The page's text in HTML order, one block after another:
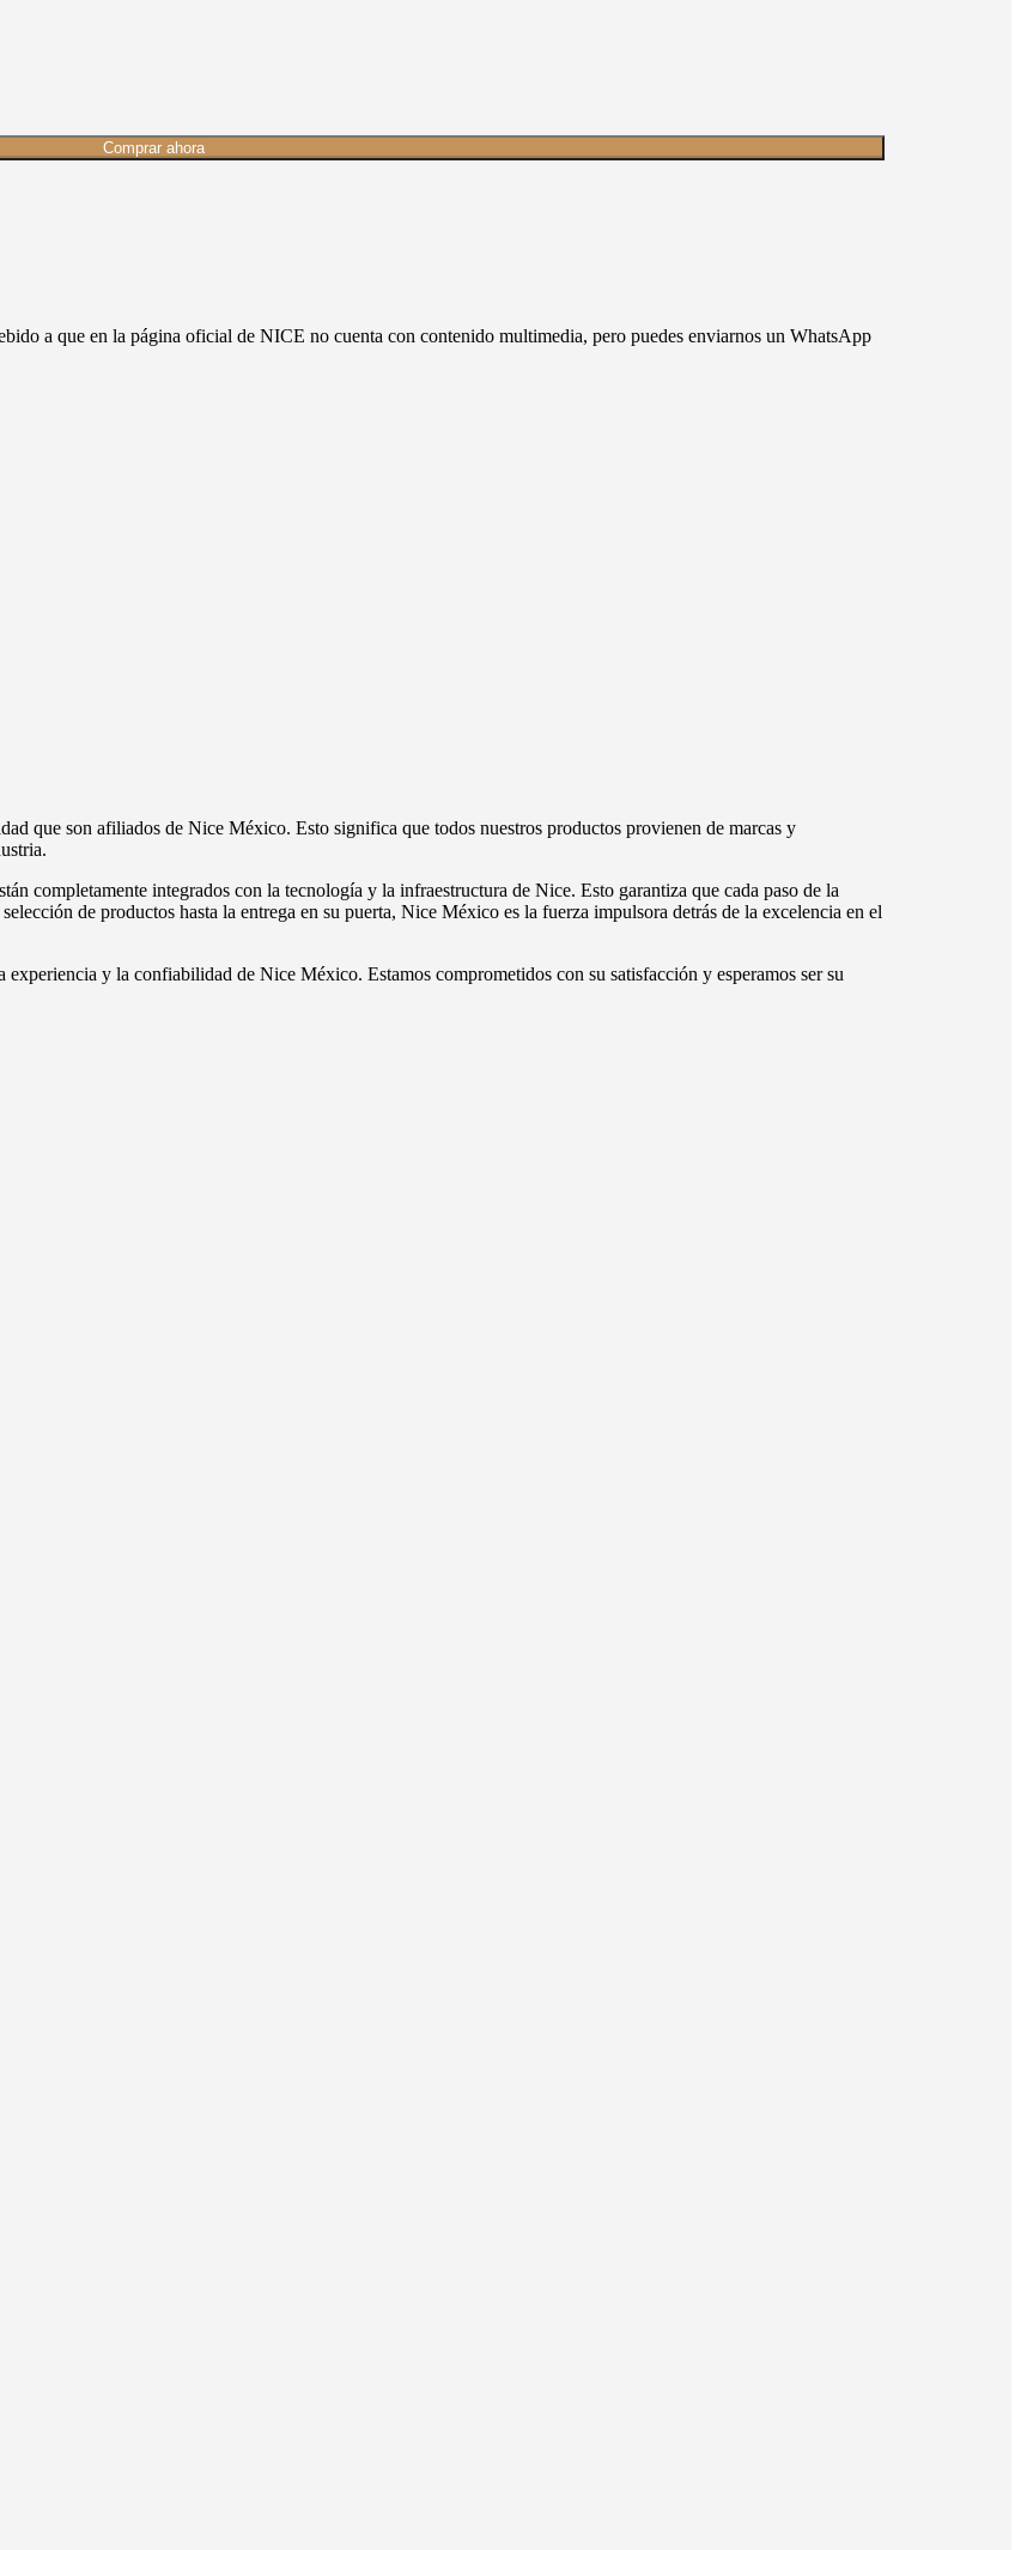
Comprar ahora
a que en la página oficial de NICE no cuenta con contenido multimedia, pero puedes enviarnos un WhatsApp
que son afiliados de Nice México. Esto significa que todos nuestros productos provienen de marcas y
completamente integrados con la tecnología y la infraestructura de Nice. Esto garantiza que cada paso de la
de productos hasta la entrega en su puerta, Nice México es la fuerza impulsora detrás de la excelencia en el
y la confiabilidad de Nice México. Estamos comprometidos con su satisfacción y esperamos ser su